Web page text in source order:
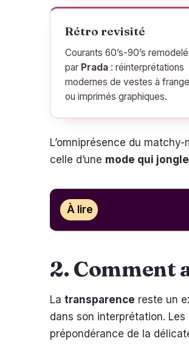
Rétro revisité
Courants 60’s-90’s
par Prada : réinterprétations
modernes de vestes à
ou imprimés graphiques.
L’omniprésence du
celle d’une mode qui
À lire
2. Comment
La transparence reste un
dans son interprétation.
prépondérance de la